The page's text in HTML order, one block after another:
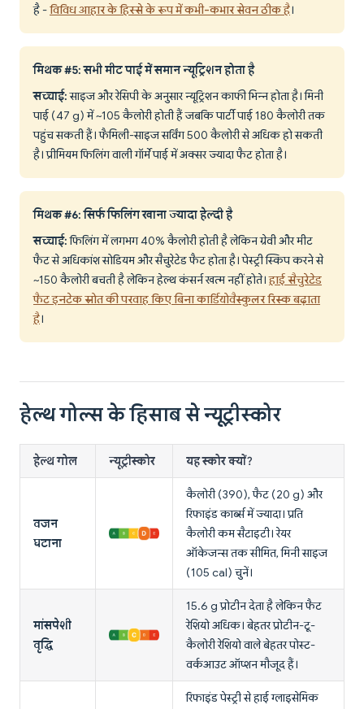
है -विविध आहार के हिस्से के रूप में कभी-कभार सेवन ठीक है।
मिथक #5: सभी मीट पाई में समान न्यूट्रिशन होता है
सच्चाई:साइज और रेसिपी के अनुसार न्यूट्रिशन काफी भिन्न होता है। मिनी
पाई (47 g) में ~105 कैलोरी होती हैं जबकि पार्टी पाई 180 कैलोरी तक
पहुंच सकती हैं। फैमिली-साइज सर्विंग 500 कैलोरी से अधिक हो सकती
है। प्रीमियम फिलिंग वाली गॉर्मे पाई में अक्सर ज्यादा फैट होता है।
मिथक #6: सिर्फ फिलिंग खाना ज्यादा हेल्दी है
सच्चाई:फिलिंग में लगभग 40% कैलोरी होती है लेकिन ग्रेवी और मीट
फैट से अधिकांश सोडियम और सैचुरेटेड फैट होता है। पेस्ट्री स्किप करने से
~150 कैलोरी बचती है लेकिन हेल्थ कंसर्न खत्म नहीं होते।हाई सैचुरेटेड
फैट इनटेक स्रोत की परवाह किए बिना कार्डियोवैस्कुलर रिस्क बढ़ाता
है।
हेल्थ गोल्स के हिसाब से न्यूट्रीस्कोर
हेल्थ गोल न्यूट्रीस्कोर यह स्कोर क्यों?
वजन
घटाना
कैलोरी (390), फैट (20 g) और
रिफाइंड कार्ब्स में ज्यादा। प्रति
कैलोरी कम सैटाइटी। रेयर
ऑकेजन्स तक सीमित, मिनी साइज
(105 cal) चुनें।
मांसपेशी
वृद्धि
15.6 g प्रोटीन देता है लेकिन फैट
रेशियो अधिक। बेहतर प्रोटीन-टू-
कैलोरी रेशियो वाले बेहतर पोस्ट-
वर्कआउट ऑप्शन मौजूद हैं।
रिफाइंड पेस्ट्री से हाई ग्लाइसेमिक